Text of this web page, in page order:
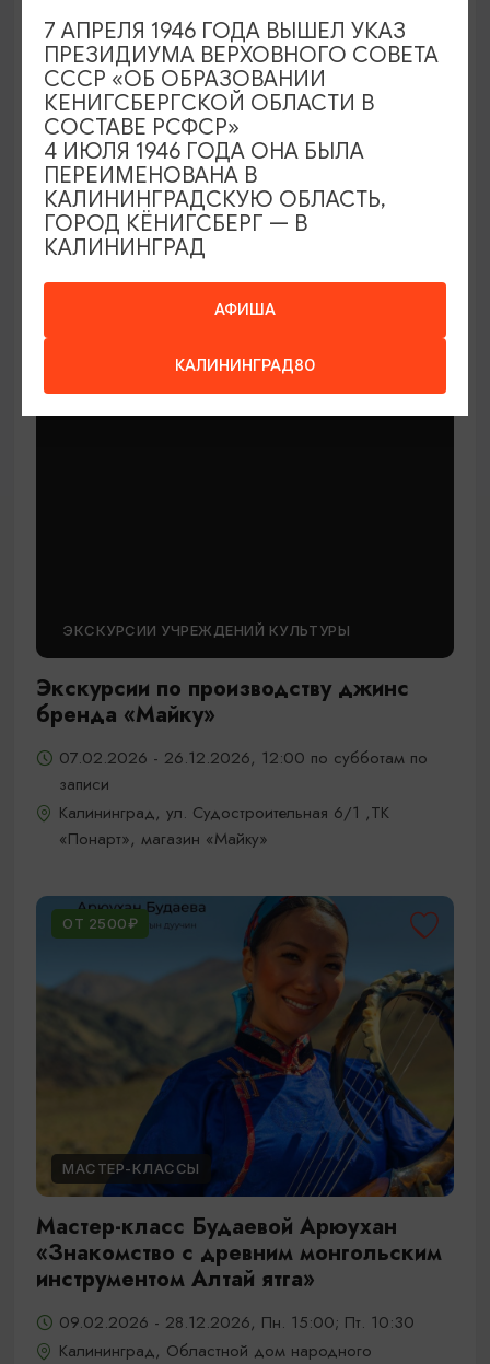
МАСТЕР-КЛАССЫ
Мастер-классы по керамике Елены
Бодяковой
Калининград, ул. Баранова, 45
ЭКСКУРСИИ УЧРЕЖДЕНИЙ КУЛЬТУРЫ
Экскурсии по производству джинс
бренда «Майку»
07.02.2026 - 26.12.2026, 12:00 по субботам по
записи
Калининград, ул. Судостроительная 6/1 ,ТК
«Понарт», магазин «Майку»
ОТ 2500₽
МАСТЕР-КЛАССЫ
Мастер-класс Будаевой Арюухан
«Знакомство с древним монгольским
инструментом Алтай ятга»
09.02.2026 - 28.12.2026, Пн. 15:00; Пт. 10:30
Калининград, Областной дом народного
АФИША
КАЛИНИНГРАД80
7 АПРЕЛЯ 1946 ГОДА ВЫШЕЛ УКАЗ
ПРЕЗИДИУМА ВЕРХОВНОГО СОВЕТА
СССР «ОБ ОБРАЗОВАНИИ
КЕНИГСБЕРГСКОЙ ОБЛАСТИ В
СОСТАВЕ РСФСР»
4 ИЮЛЯ 1946 ГОДА ОНА БЫЛА
ПЕРЕИМЕНОВАНА В
КАЛИНИНГРАДСКУЮ ОБЛАСТЬ,
ГОРОД КЁНИГСБЕРГ — В
КАЛИНИНГРАД